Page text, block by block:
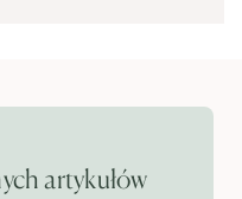
artykułów